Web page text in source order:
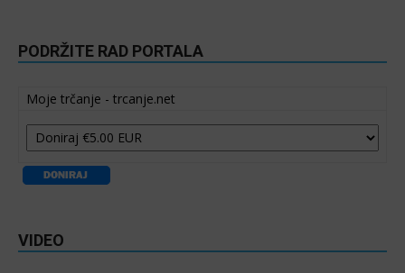
PODRŽITE RAD PORTALA
Moje trčanje - trcanje.net
VIDEO